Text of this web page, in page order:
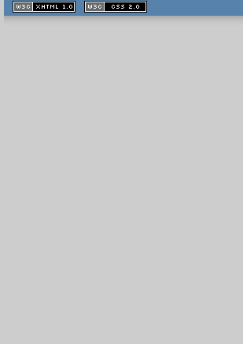
XHTML
1.1 valide
2.0 valide